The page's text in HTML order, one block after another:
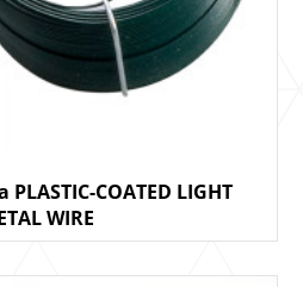
COATED LIGHT
WIRE